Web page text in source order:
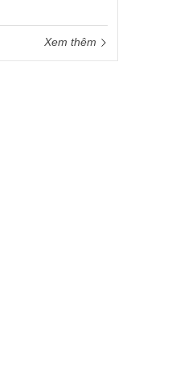
Xem thêm